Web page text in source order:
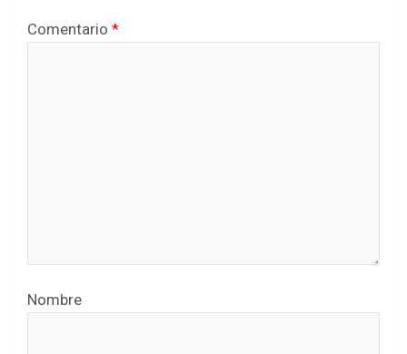
Comentario *
Nombre